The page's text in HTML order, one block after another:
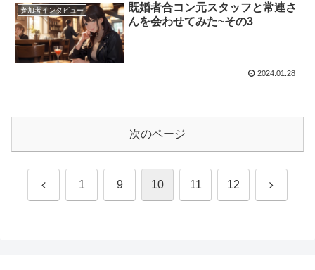
参加者インタビュー
既婚者合コン元スタッフと常連さ
んを会わせてみた~その3
2024.01.28
次のページ
前 1 9 10 11 12 次